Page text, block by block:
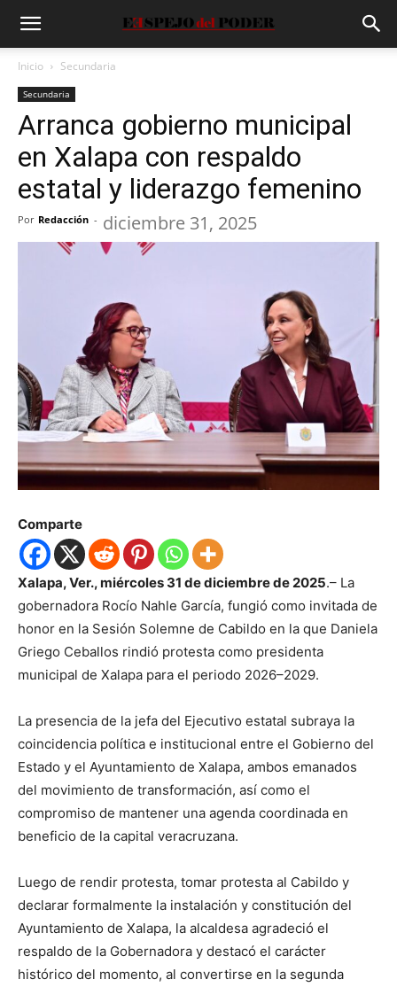
Inicio Secundaria
Secundaria
Arranca gobierno municipal
en Xalapa con respaldo
estatal y liderazgo femenino
Por Redacción - diciembre 31, 2025
Comparte
Xalapa, Ver., miércoles 31 de diciembre de 2025.– La
gobernadora Rocío Nahle García, fungió como invitada de
honor en la Sesión Solemne de Cabildo en la que Daniela
Griego Ceballos rindió protesta como presidenta
municipal de Xalapa para el periodo 2026–2029.
La presencia de la jefa del Ejecutivo estatal subraya la
coincidencia política e institucional entre el Gobierno del
Estado y el Ayuntamiento de Xalapa, ambos emanados
del movimiento de transformación, así como el
compromiso de mantener una agenda coordinada en
beneficio de la capital veracruzana.
Luego de rendir protesta, tomar protesta al Cabildo y
declarar formalmente la instalación y constitución del
Ayuntamiento de Xalapa, la alcaldesa agradeció el
respaldo de la Gobernadora y destacó el carácter
histórico del momento, al convertirse en la segunda